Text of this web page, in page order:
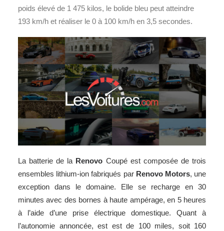
poids élevé de 1 475 kilos, le bolide bleu peut atteindre
193 km/h et réaliser le 0 à 100 km/h en 3,5 secondes.
La batterie de la Renovo Coupé est composée de trois
ensembles lithium-ion fabriqués par Renovo Motors, une
exception dans le domaine. Elle se recharge en 30
minutes avec des bornes à haute ampérage, en 5 heures
à l’aide d’une prise électrique domestique. Quant à
l’autonomie annoncée, est est de 100 miles, soit 160